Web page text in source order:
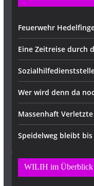
Feuerwehr
Eine Zeitreise durch
Wer wird denn da
Massenhaft
Speidelweg bleibt
WILIH im Überblick